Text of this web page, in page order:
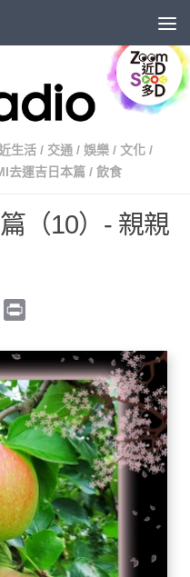
生活 / 交通 / 娛樂 / 文化 /
去運吉日本篇 / 飲食
（10）- 親親
Email